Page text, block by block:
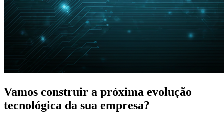
Vamos construir a próxima evolução
tecnológica da sua empresa?